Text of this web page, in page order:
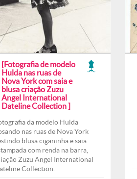
[Fotografia de modelo
Hulda nas ruas de
Nova York com saia e
blusa criação Zuzu
Angel International
Dateline Collection ]
da modelo Hulda
nas ruas de Nova York
blusa ciganinha e saia
com renda na barra,
Zuzu Angel International
Collection.